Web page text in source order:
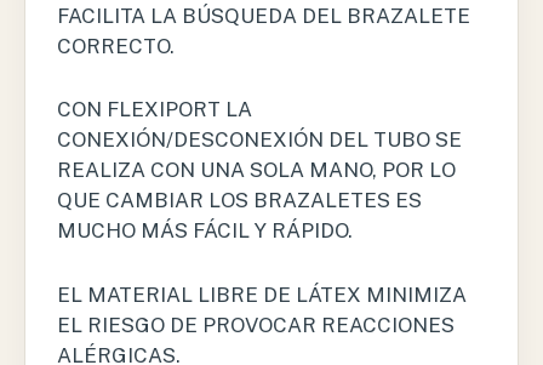
FACILITA LA BÚSQUEDA DEL BRAZALETE
CORRECTO.
CON FLEXIPORT LA
CONEXIÓN/DESCONEXIÓN DEL TUBO SE
REALIZA CON UNA SOLA MANO, POR LO
QUE CAMBIAR LOS BRAZALETES ES
MUCHO MÁS FÁCIL Y RÁPIDO.
EL MATERIAL LIBRE DE LÁTEX MINIMIZA
EL RIESGO DE PROVOCAR REACCIONES
ALÉRGICAS.